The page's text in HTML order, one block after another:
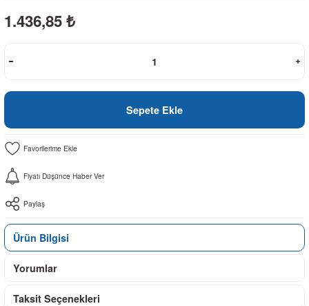
1.436,85 ₺
Sepete Ekle
Fiyatı Düşünce Haber Ver
Paylaş
Ürün Bilgisi
Yorumlar
Taksit Seçenekleri